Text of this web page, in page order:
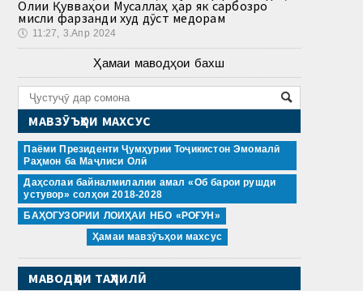
Олии Қувваҳои Мусаллаҳ ҳар як сарбозро
мисли фарзанди худ дӯст медорам
🕔 11:27, 3.Апр 2024
Ҳамаи маводҳои бахш
МАВЗӮЪҲОИ МАХСУС
Паёми Президенти Ҷумҳурии Тоҷикистон Эмомалӣ
Раҳмон ба Маҷлиси Олӣ
Даҳсолаи байналмилалии амал «Об барои рушди
устувор» солҳои 2018-2028
БАҲОГУЗОРИИ ЛОИҲАИ НБО «РОҒУН»
Ҳамаи мавзӯъҳои махсус
МАВОДҲОИ ТАҲЛИЛӢ